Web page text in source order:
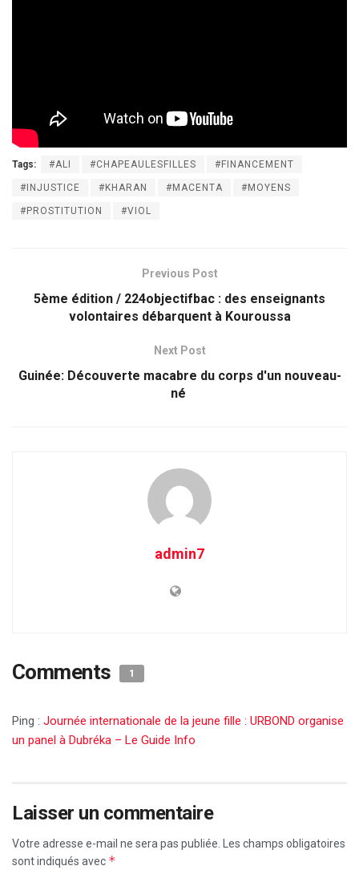
Tags: #ALI #CHAPEAULESFILLES #FINANCEMENT
#INJUSTICE #KHARAN #MACENTA #MOYENS
#PROSTITUTION #VIOL
Previous Post
5ème édition / 224objectifbac : des enseignants
volontaires débarquent à Kouroussa
Next Post
Guinée: Découverte macabre du corps d'un nouveau-
né
admin7
Comments 1
Ping : Journée internationale de la jeune fille : URBOND organise
un panel à Dubréka – Le Guide Info
Laisser un commentaire
Votre adresse e-mail ne sera pas publiée.
Les champs obligatoires
sont indiqués avec *